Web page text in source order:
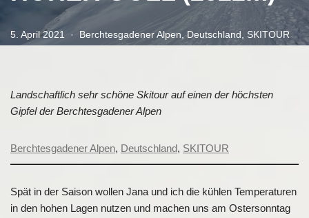
5. April 2021 Berchtesgadener Alpen, Deutschland , SKITOUR
Landschaftlich sehr schöne Skitour auf einen der höchsten
Gipfel der Berchtesgadener Alpen
Berchtesgadener Alpen, Deutschland, SKITOUR
Spät in der Saison wollen Jana und ich die kühlen Temperaturen
in den hohen Lagen nutzen und machen uns am Ostersonntag